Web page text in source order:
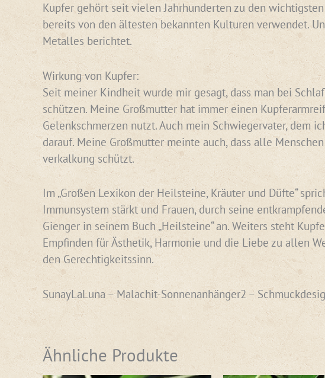
Kupfer gehört seit vielen Jahrhunderten zu den
bereits von den ältesten bekannten Kulturen verwendet.
Metalles berichtet.
Wirkung von Kupfer:
Seit meiner Kindheit wurde mir gesagt, dass man bei
schützen. Meine Großmutter hat immer einen
Gelenkschmerzen nutzt. Auch mein Schwiegervater, dem
darauf. Meine Großmutter meinte auch, dass alle
verkalkung schützt.
Im „Großen Lexikon der Heilsteine, Kräuter und Düfte“
Immunsystem stärkt und Frauen, durch seine
Gienger in seinem Buch „Heilsteine“ an. Weiters steht
Empfinden für Ästhetik, Harmonie und die Liebe zu allen
den Gerechtigkeitssinn.
SunayLaLuna – Malachit-Sonnenanhänger2 –
Ähnliche Produkte